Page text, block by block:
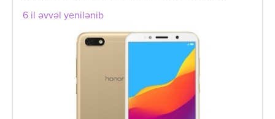
6 il əvvəl yenilənib